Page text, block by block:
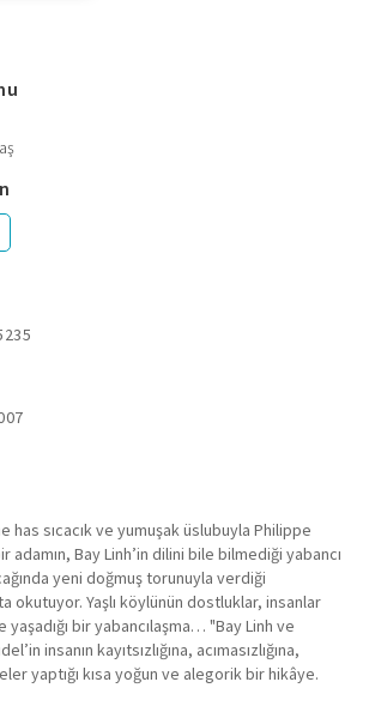
has sıcacık ve yumuşak üslubuyla Philippe
adamın, Bay Linh’in dilini bile bilmediği yabancı
yeni doğmuş torunuyla verdiği
okutuyor. Yaşlı köylünün dostluklar, insanlar
bir yabancılaşma… "Bay Linh ve
insanın kayıtsızlığına, acımasızlığına,
yaptığı kısa yoğun ve alegorik bir hikâye.